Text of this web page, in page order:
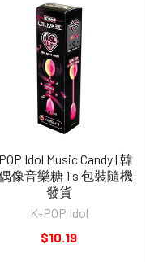
Idol Music Candy | 韓
像音樂糖 1's 包裝隨機
發貨
K-POP Idol
$10.19